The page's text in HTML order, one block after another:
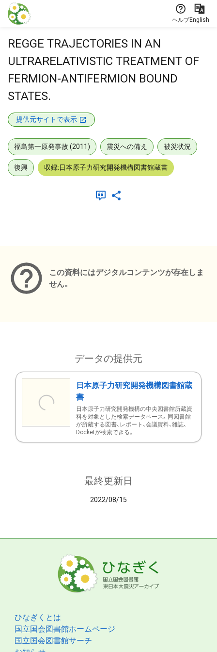
本文に飛ぶ
ヘルプEnglish
REGGE TRAJECTORIES IN AN
ULTRARELATIVISTIC TREATMENT OF
FERMION-ANTIFERMION BOUND
STATES.
提供元サイトで表示
福島第一原発事故 (2011) 震災への備え 被災状況
復興 収録:日本原子力研究開発機構図書館蔵書
この資料にはデジタルコンテンツが存在しま
せん。
データの提供元
日本原子力研究開発機構図書館蔵
書
日本原子力研究開発機構の中央図書館所蔵資
料を対象とした検索データベース。同図書館
が所蔵する図書、レポート、会議資料、雑誌、
Docketが検索できる。
最終更新日
2022/08/15
ひなぎくとは
国立国会図書館ホームページ
国立国会図書館サーチ